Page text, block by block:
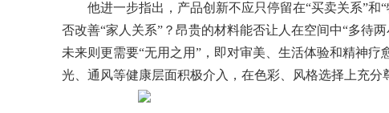
他进一步指出，产品创新不应只停留在“买卖关系”
否改善“家人关系”？昂贵的材料能否让人在空间中“多待
未来则更需要“无用之用”，即对审美、生活体验和精神
光、通风等健康层面积极介入，在色彩、风格选择上充分